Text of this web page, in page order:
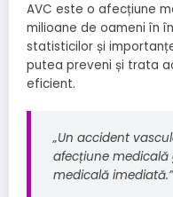
AVC este o afecțiune
milioane de oameni în
statisticilor și
putea preveni și trata
eficient.
„Un accident
afecțiune
medicală imediată.”